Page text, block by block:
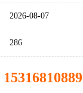
2026-08-07
286
15316810889